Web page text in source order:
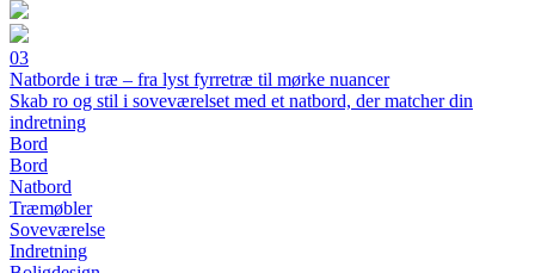
03
Natborde i træ – fra lyst fyrretræ til mørke nuancer
Skab ro og stil i soveværelset med et natbord, der matcher din
indretning
Bord
Bord
Natbord
Træmøbler
Soveværelse
Indretning